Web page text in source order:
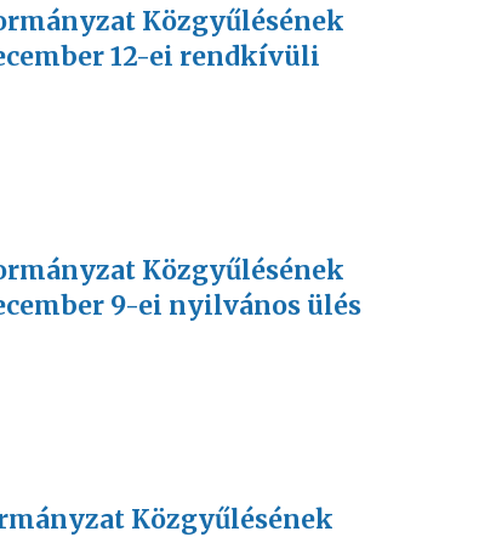
Közgyűlésének
12-ei rendkívüli
Közgyűlésének
9-ei nyilvános ülés
Közgyűlésének